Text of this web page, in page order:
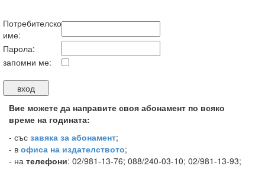
Потребителско
име:
Парола:
запомни ме:
Вие можете да направите своя абонамент по всяко
време на годината:
- със завяка за абонамент;
- в офиса на издателството;
- на телефони: 02/981-13-76; 088/240-03-10; 02/981-13-93;